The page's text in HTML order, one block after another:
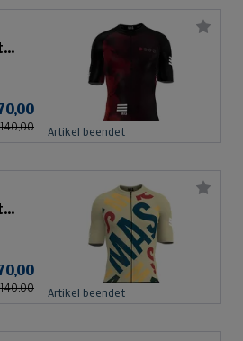
Artikel beendet
Artikel beendet